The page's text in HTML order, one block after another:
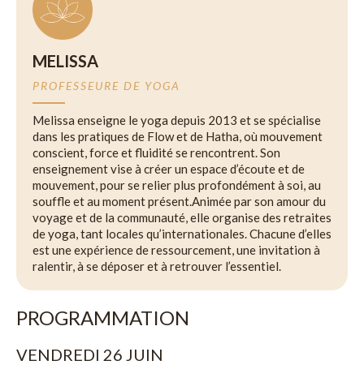
MELISSA
PROFESSEURE DE YOGA
Melissa enseigne le yoga depuis 2013 et se spécialise
dans les pratiques de Flow et de Hatha, où mouvement
conscient, force et fluidité se rencontrent. Son
enseignement vise à créer un espace d’écoute et de
mouvement, pour se relier plus profondément à soi, au
souffle et au moment présent.Animée par son amour du
voyage et de la communauté, elle organise des retraites
de yoga, tant locales qu’internationales. Chacune d’elles
est une expérience de ressourcement, une invitation à
ralentir, à se déposer et à retrouver l’essentiel.
PROGRAMMATION
VENDREDI 26 JUIN